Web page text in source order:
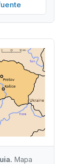
Mapa